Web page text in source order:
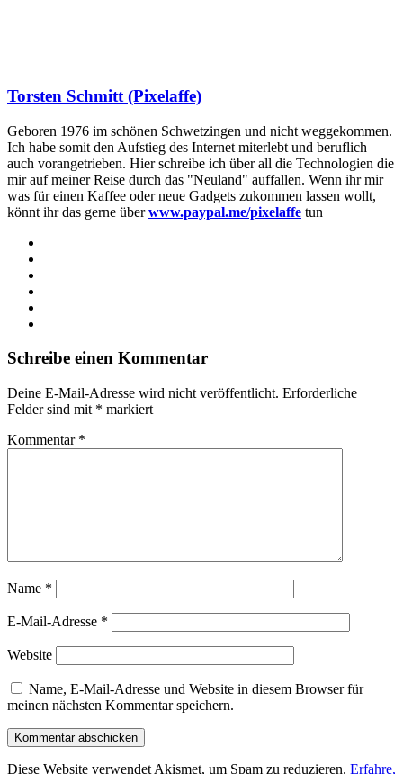
Torsten Schmitt (Pixelaffe)
Geboren 1976 im schönen Schwetzingen und nicht weggekommen.
Ich habe somit den Aufstieg des Internet miterlebt und beruflich
auch vorangetrieben. Hier schreibe ich über all die Technologien die
mir auf meiner Reise durch das "Neuland" auffallen. Wenn ihr mir
was für einen Kaffee oder neue Gadgets zukommen lassen wollt,
könnt ihr das gerne überwww.paypal.me/pixelaffe tun
Schreibe einen Kommentar
Deine E-Mail-Adresse wird nicht veröffentlicht. Erforderliche
Felder sind mit * markiert
Kommentar *
Name *
E-Mail-Adresse *
Website
Name, E-Mail-Adresse und Website in diesem Browser für
meinen nächsten Kommentar speichern.
Diese Website verwendet Akismet, um Spam zu reduzieren. Erfahre,